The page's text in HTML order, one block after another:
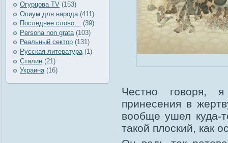
Огурцова TV (153)
Опиум для народа (411)
Последнее слово… (39)
Рersona non grata (103)
Реальный сектор (131)
Русская литература (1)
Сталин (21)
Украина(16)
Честно говоря,
принесения в
вообще ушел куда-
такой плоский, как